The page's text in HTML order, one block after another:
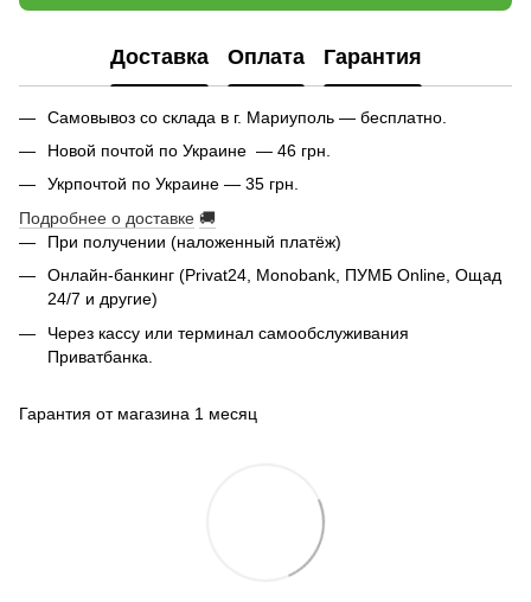
Доставка Оплата Гарантия
Самовывоз со склада в г. Мариуполь — бесплатно.
Новой почтой по Украине — 46 грн.
Укрпочтой по Украине — 35 грн.
Подробнее о доставке 🚚
При получении (наложенный платёж)
Онлайн-банкинг (Privat24, Monobank, ПУМБ Online, Ощад
24/7 и другие)
Через кассу или терминал самообслуживания
Приватбанка.
Гарантия от магазина 1 месяц